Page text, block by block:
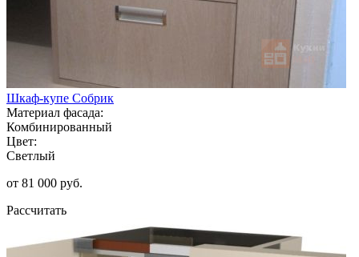
Шкаф-купе Собрик
Материал фасада:
Комбинированный
Цвет:
Светлый
от 81 000 руб.
Рассчитать